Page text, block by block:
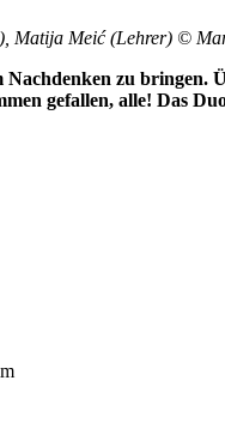
Matija Meić (Lehrer) ©
zu
gefallen, alle! Das